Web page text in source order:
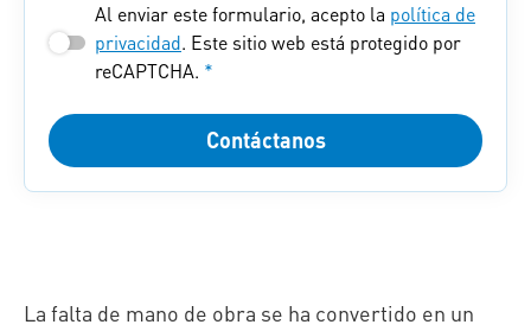
Al enviar este formulario, acepto la política de
privacidad. Este sitio web está protegido por
reCAPTCHA. *
Contáctanos
La falta de mano de obra se ha convertido en un